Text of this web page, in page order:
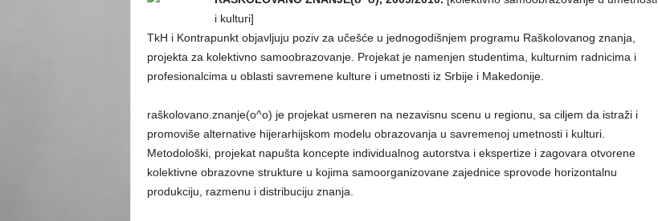
i kulturi]
TkH i Kontrapunkt objavljuju poziv za učešće u jednogodišnjem programu Raškolovanog znanja,
projekta za kolektivno samoobrazovanje. Projekat je namenjen studentima, kulturnim radnicima i
profesionalcima u oblasti savremene kulture i umetnosti iz Srbije i Makedonije.
raškolovano.znanje(o^o) je projekat usmeren na nezavisnu scenu u regionu, sa ciljem da istraži i
promoviše alternative hijerarhijskom modelu obrazovanja u savremenoj umetnosti i kulturi.
Metodološki, projekat napušta koncepte individualnog autorstva i ekspertize i zagovara otvorene
kolektivne obrazovne strukture u kojima samoorganizovane zajednice sprovode horizontalnu
produkciju, razmenu i distribuciju znanja.